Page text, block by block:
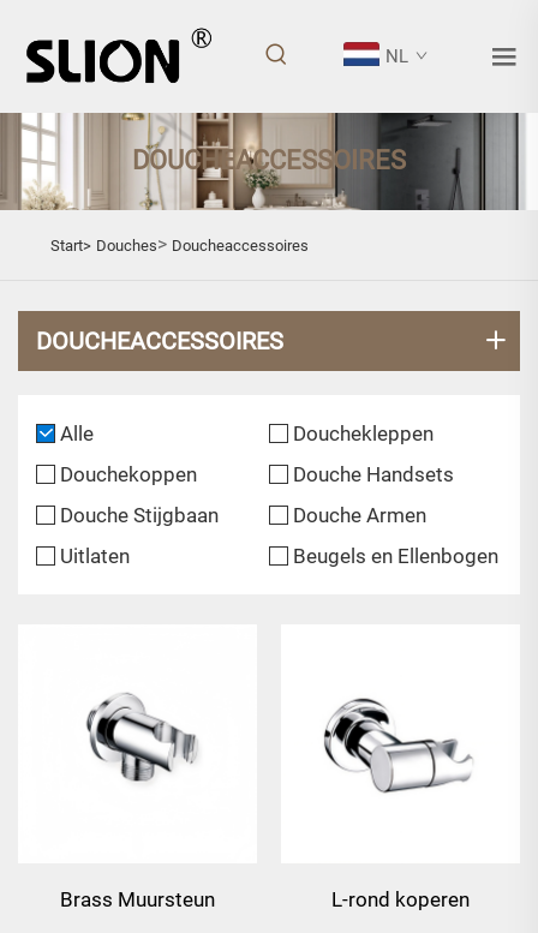
NL
DOUCHEACCESSOIRES
Start> Douches> Doucheaccessoires
DOUCHEACCESSOIRES
Alle
Douchekleppen
Douchekoppen
Douche Handsets
Douche Stijgbaan
Douche Armen
Uitlaten
Beugels en Ellenbogen
Brass Muursteun
L-rond koperen